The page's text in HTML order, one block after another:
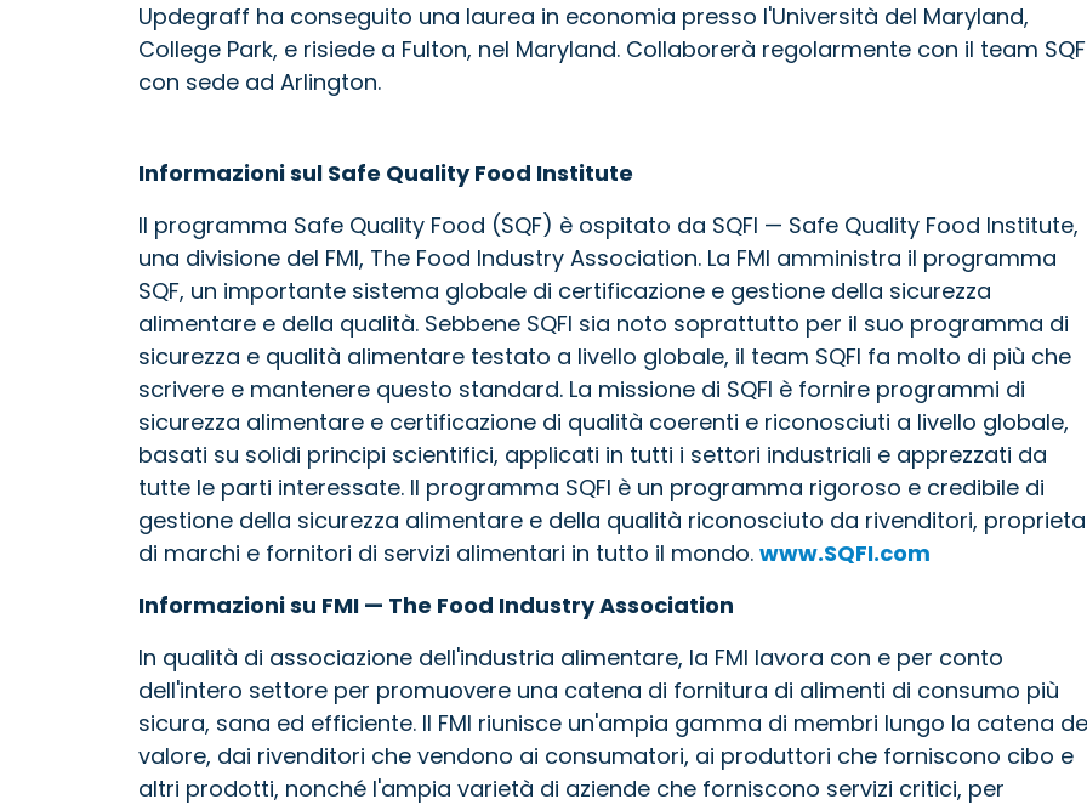
Updegraff ha conseguito una laurea in economia presso l'Università del Maryland,
College Park, e risiede a Fulton, nel Maryland. Collaborerà regolarmente con il team
con sede ad Arlington.
Informazioni sul Safe Quality Food Institute
Il programma Safe Quality Food (SQF) è ospitato da SQFI — Safe Quality Food Institute,
una divisione del FMI, The Food Industry Association. La FMI amministra il programma
SQF, un importante sistema globale di certificazione e gestione della sicurezza
alimentare e della qualità. Sebbene SQFI sia noto soprattutto per il suo programma di
sicurezza e qualità alimentare testato a livello globale, il team SQFI fa molto di più che
scrivere e mantenere questo standard. La missione di SQFI è fornire programmi di
sicurezza alimentare e certificazione di qualità coerenti e riconosciuti a livello globale,
basati su solidi principi scientifici, applicati in tutti i settori industriali e apprezzati da
tutte le parti interessate. Il programma SQFI è un programma rigoroso e credibile di
gestione della sicurezza alimentare e della qualità riconosciuto da rivenditori,
di marchi e fornitori di servizi alimentari in tutto il mondo. www.SQFI.com
Informazioni su FMI — The Food Industry Association
In qualità di associazione dell'industria alimentare, la FMI lavora con e per conto
dell'intero settore per promuovere una catena di fornitura di alimenti di consumo più
sicura, sana ed efficiente. Il FMI riunisce un'ampia gamma di membri lungo la catena
valore, dai rivenditori che vendono ai consumatori, ai produttori che forniscono cibo e
altri prodotti, nonché l'ampia varietà di aziende che forniscono servizi critici, per